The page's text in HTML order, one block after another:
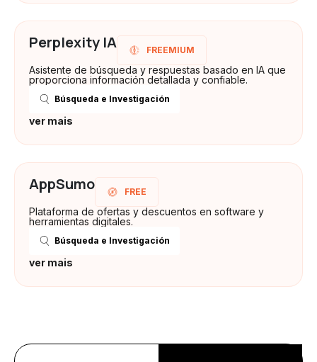
Perplexity IA FREEMIUM
Asistente de búsqueda y respuestas basado en IA que
proporciona información detallada y confiable.
Búsqueda e Investigación
ver mais
AppSumo FREE
Plataforma de ofertas y descuentos en software y
herramientas digitales.
Búsqueda e Investigación
ver mais